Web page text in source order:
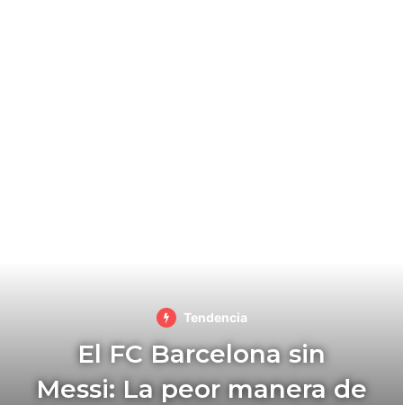
Tendencia
El FC Barcelona sin
Messi: La peor manera de